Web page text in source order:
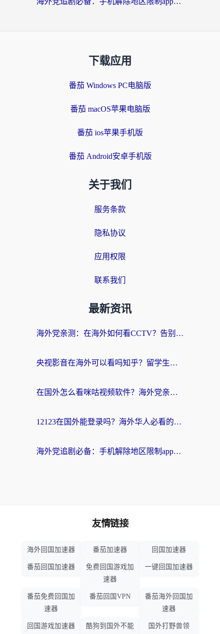
下载应用
番茄 Windows PC电脑版
番茄 macOS苹果电脑版
番茄 ios苹果手机版
番茄 Android安卓手机版
关于我们
服务条款
隐私协议
应用权限
联系我们
最新资讯
海外党亲测：在海外如何看CCTV？告别“仅限大陆播放”的实用指南
央视影音在海外可以看吗知乎？留学生亲测：3步解决地域限制+追剧自由
在国外怎么看咪咕视频软件？海外党亲测有效的回国加速方案
12123在国外能登录吗？海外华人必看的回国加速实用指南
海外党追剧必备：手机解除地区限制app怎么选？解决央视视频&国内剧地区限制全指南
友情链接
海外回国加速器 番茄加速器 回国加速器
番茄回国加速器
免费回国游戏加
速器
一键回国加速器
番茄免费回国加
速器
番茄回国VPN
番茄海外回国加
速器
回国游戏加速器 酷狗到国外不能 国外打野兽领